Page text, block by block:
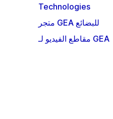
Technologies
متجر GEA للبضائع
مقاطع الفيديو لـ GEA